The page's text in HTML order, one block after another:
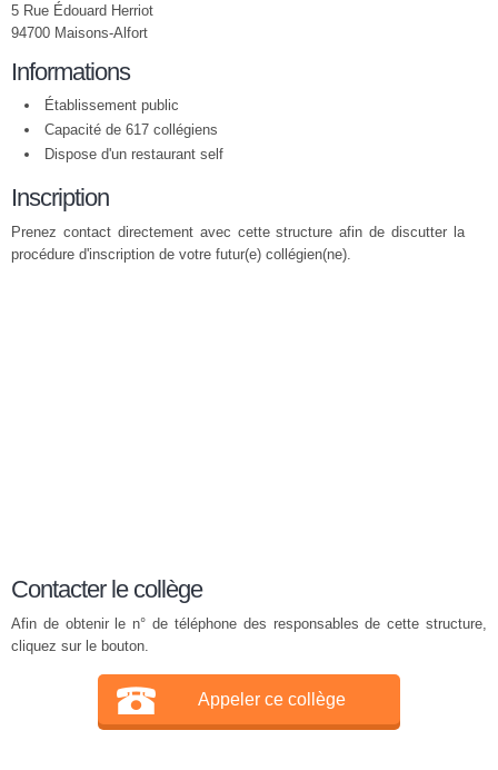
5 Rue Édouard Herriot
94700 Maisons-Alfort
Informations
Établissement public
Capacité de 617 collégiens
Dispose d'un restaurant self
Inscription
Prenez contact directement avec cette structure afin de discutter la
procédure d'inscription de votre futur(e) collégien(ne).
Contacter le collège
Afin de obtenir le n° de téléphone des responsables de cette structure,
cliquez sur le bouton.
Appeler ce collège